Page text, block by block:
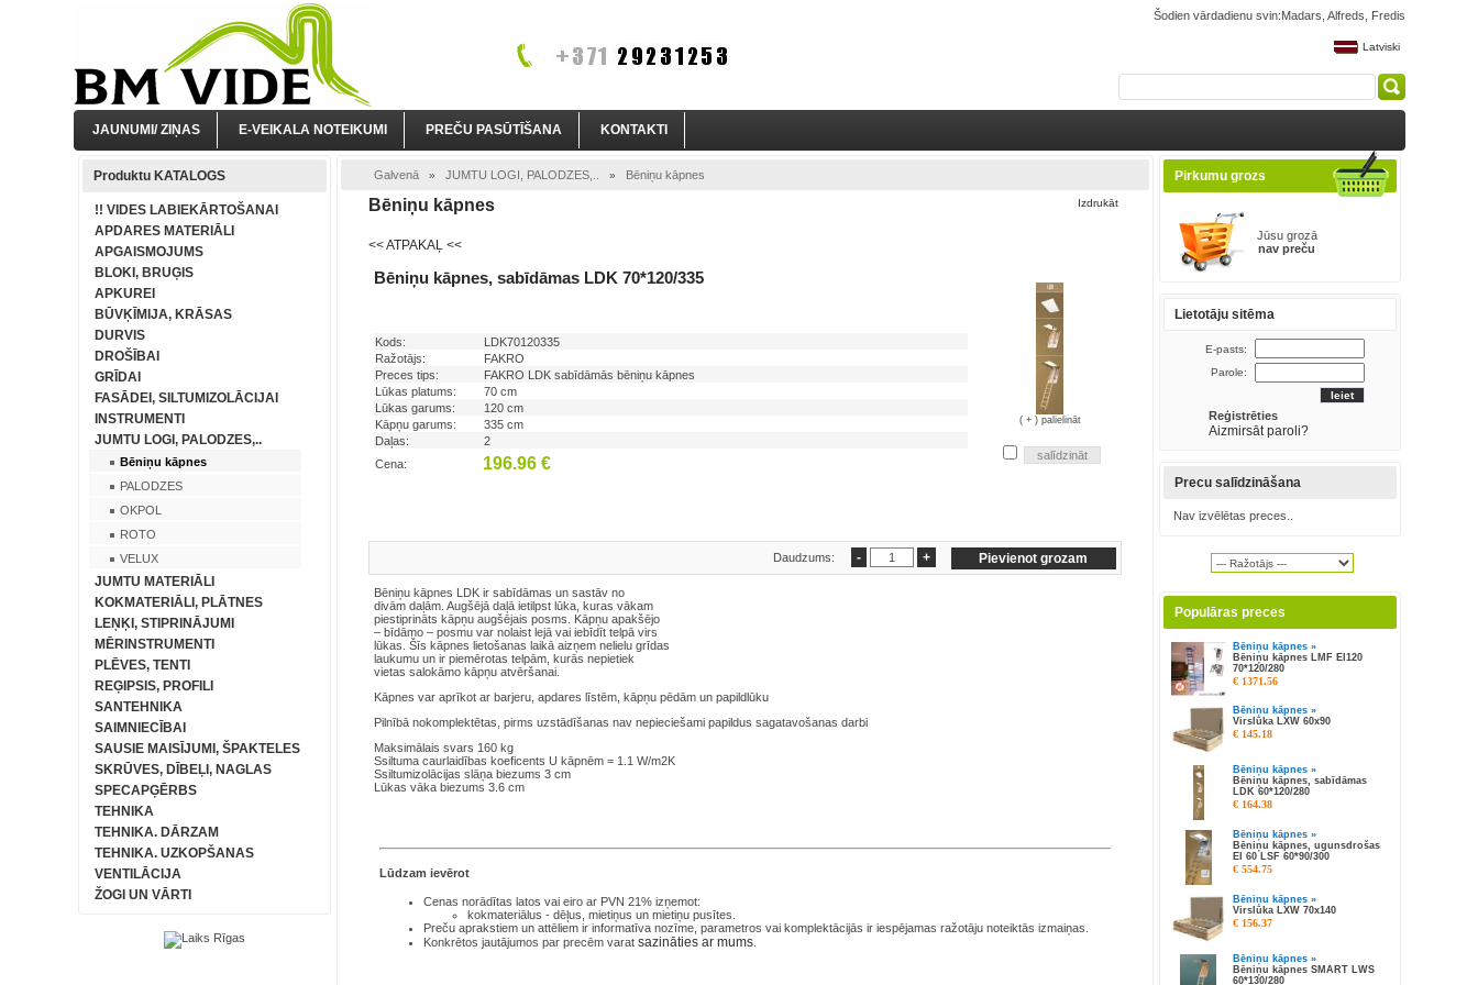
Šodien vārdadienu svin:Madars, Alfreds, Fredis
Latviski
JAUNUMI/ ZIŅAS E-VEIKALA NOTEIKUMI PREČU PASŪTĪŠANA KONTAKTI
Produktu KATALOGS
!! VIDES LABIEKĀRTOŠANAI
APDARES MATERIĀLI
APGAISMOJUMS
BLOKI, BRUĢIS
APKUREI
BŪVĶĪMIJA, KRĀSAS
DURVIS
DROŠĪBAI
GRĪDAI
FASĀDEI, SILTUMIZOLĀCIJAI
INSTRUMENTI
JUMTU LOGI, PALODZES,..
Bēniņu kāpnes
PALODZES
OKPOL
ROTO
VELUX
JUMTU MATERIĀLI
KOKMATERIĀLI, PLĀTNES
LEŅĶI, STIPRINĀJUMI
MĒRINSTRUMENTI
PLĒVES, TENTI
REĢIPSIS, PROFILI
SANTEHNIKA
SAIMNIECĪBAI
SAUSIE MAISĪJUMI, ŠPAKTELES
SKRŪVES, DĪBEĻI, NAGLAS
SPECAPĢĒRBS
TEHNIKA
TEHNIKA. DĀRZAM
TEHNIKA. UZKOPŠANAS
VENTILĀCIJA
ŽOGI UN VĀRTI
Galvenā» JUMTU LOGI, PALODZES,.. » Bēniņu kāpnes
Bēniņu kāpnes Izdrukāt
<< ATPAKAĻ <<
Bēniņu kāpnes, sabīdāmas LDK 70*120/335
Kods:
LDK70120335
Ražotājs:
FAKRO
Preces tips:
FAKRO LDK sabīdāmās bēniņu kāpnes
Lūkas platums:
70 cm
Lūkas garums:
120 cm
Kāpņu garums:
335 cm
Daļas:
2
Cena:
196.96 €
( + ) palielināt
Daudzums:
Bēniņu kāpnes LDK ir sabīdāmas un sastāv no
divām daļām. Augšējā daļā ietilpst lūka, kuras vākam
piestiprināts kāpņu augšējais posms. Kāpņu apakšējo
– bīdāmo – posmu var nolaist lejā vai iebīdīt telpā virs
lūkas. Šīs kāpnes lietošanas laikā aizņem nelielu grīdas
laukumu un ir piemērotas telpām, kurās nepietiek
vietas salokāmo kāpņu atvēršanai.
Kāpnes var aprīkot ar barjeru, apdares līstēm, kāpņu pēdām un papildlūku
Pilnībā nokomplektētas, pirms uzstādīšanas nav nepieciešami papildus sagatavošanas darbi
Maksimālais svars 160 kg
Ssiltuma caurlaidības koeficents U kāpnēm = 1.1 W/m2K
Ssiltumizolācijas slāņa biezums 3 cm
Lūkas vāka biezums 3.6 cm
Lūdzam ievērot
Cenas norādītas latos vai eiro ar PVN 21% izņemot:
kokmateriālus - dēļus, mietiņus un mietiņu pusītes.
Preču aprakstiem un attēliem ir informatīva nozīme, parametros vai komplektācijās ir iespējamas ražotāju noteiktās izmaiņas.
Konkrētos jautājumos par precēm varat sazināties ar mums.
Pirkumu grozs
Jūsu grozā
nav preču
Lietotāju sitēma
E-pasts:
Parole:
Reģistrēties
Aizmirsāt paroli?
Precu salīdzināšana
Nav izvēlētas preces..
Populāras preces
Bēniņu kāpnes »
Bēniņu kāpnes LMF EI120
70*120/280
€ 1371.56
Bēniņu kāpnes »
Virslūka LXW 60x90
€ 145.18
Bēniņu kāpnes »
Bēniņu kāpnes, sabīdāmas
LDK 60*120/280
€ 164.38
Bēniņu kāpnes »
Bēniņu kāpnes, ugunsdrošas
EI 60 LSF 60*90/300
€ 554.75
Bēniņu kāpnes »
Virslūka LXW 70x140
€ 156.37
Bēniņu kāpnes »
Bēniņu kāpnes SMART LWS
60*130/280